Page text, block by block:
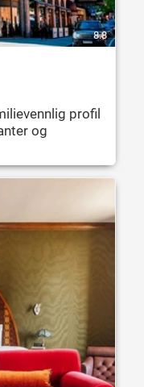
8.8
profil
og